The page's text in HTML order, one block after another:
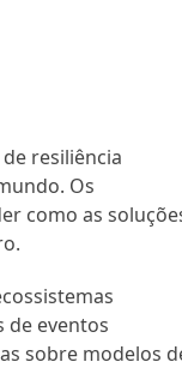
resiliência
Os
como as
de eventos
sobre modelos